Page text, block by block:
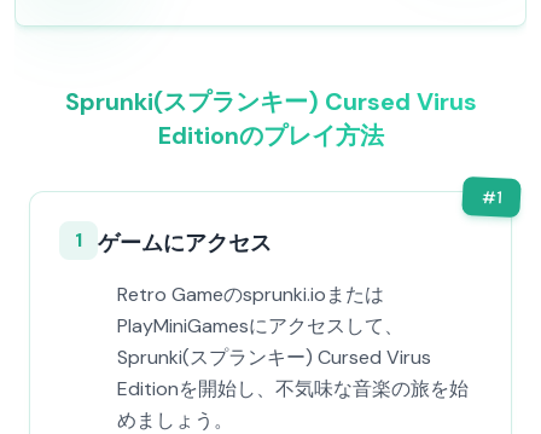
Sprunki(スプランキー) Cursed Virus
Editionのプレイ方法
#1
1 ゲームにアクセス
Retro Gameのsprunki.ioまたは
PlayMiniGamesにアクセスして、
Sprunki(スプランキー) Cursed Virus
Editionを開始し、不気味な音楽の旅を始
めましょう。